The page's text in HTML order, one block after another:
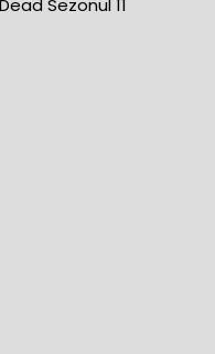
Sezonul 11